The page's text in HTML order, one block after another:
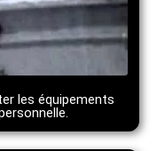
les équipements